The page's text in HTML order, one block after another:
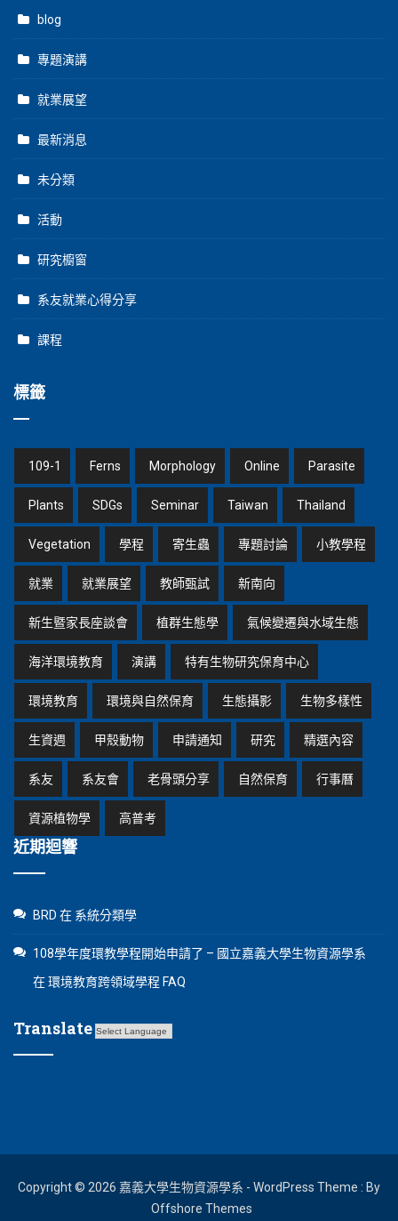
blog
專題演講
就業展望
最新消息
未分類
活動
研究櫥窗
系友就業心得分享
課程
標籤
109-1 Ferns Morphology Online Parasite
Plants SDGs Seminar Taiwan Thailand
Vegetation 學程 寄生蟲 專題討論 小教學程
就業 就業展望 教師甄試 新南向
新生暨家長座談會 植群生態學 氣候變遷與水域生態
海洋環境教育 演講 特有生物研究保育中心
環境教育 環境與自然保育 生態攝影 生物多樣性
生資週 甲殼動物 申請通知 研究 精選內容
系友 系友會 老骨頭分享 自然保育 行事曆
資源植物學 高普考
近期迴響
BRD 在 系統分類學
108學年度環教學程開始申請了 – 國立嘉義大學生物資源學系
在環境教育跨領域學程 FAQ
Translate
Copyright © 2026 嘉義大學生物資源學系 - WordPress Theme : By
Offshore Themes